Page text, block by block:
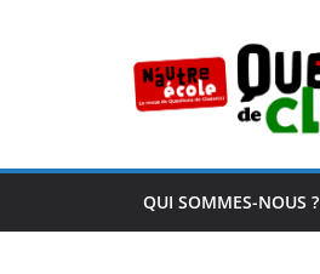
QUI SOMMES-NOUS ?